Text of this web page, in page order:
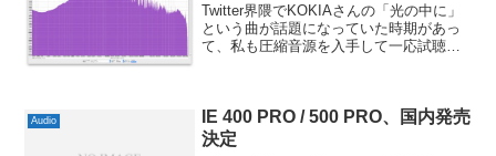
Twitter界隈でKOKIAさんの「光の中に」
という曲が話題になっていた時期があっ
て、私も圧縮音源を入手して一応試聴気
波数解...
Audio
IE 400 PRO / 500 PRO、国内発売
決定